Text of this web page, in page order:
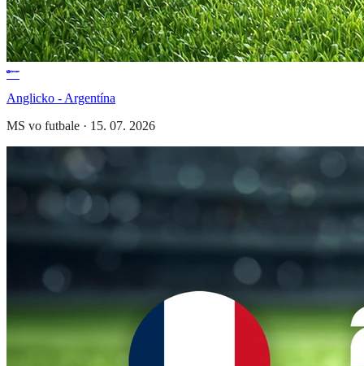
Anglicko - Argentína
MS vo futbale · 15. 07. 2026